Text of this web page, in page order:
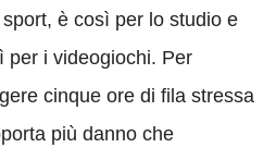
è così per lo studio e
per i videogiochi. Per
cinque ore di fila stressa
più danno che